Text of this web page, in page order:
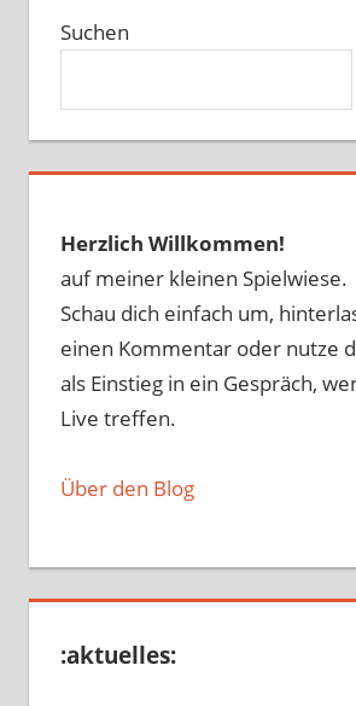
Suchen
Herzlich Willkommen!
auf meiner kleinen Spielwiese.
Schau dich einfach um,
einen Kommentar oder nutze
als Einstieg in ein Gespräch,
Live treffen.
Über den Blog
:aktuelles: